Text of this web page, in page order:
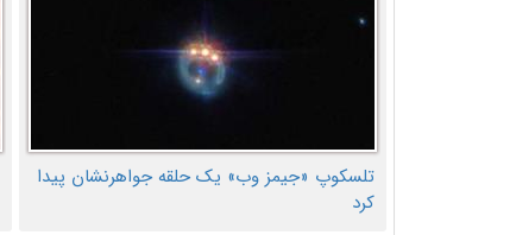
تلسکوپ «جیمز وب» یک حلقه جواهرنشان پیدا
کرد